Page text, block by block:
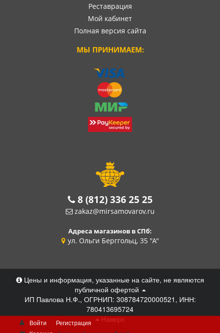
Реставрация
Мой кабинет
Полная версия сайта
МЫ ПРИНИМАЕМ:
8 (812) 336 25 25
zakaz@mirsamovarov.ru
Адреса магазинов в СПб:
ул. Ольги Берггольц, 35 "А"
Цены и информация, указанные на сайте, не являются
публичной офертой
ИП Павлова Н.Ф., ОГРНИП: 308784720000521, ИНН:
780413695724
Наверх
Войти
Регистрация